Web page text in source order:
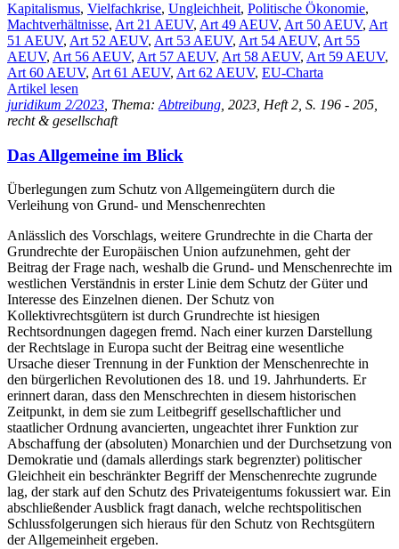
Kapitalismus, Vielfachkrise, Ungleichheit, Politische Ökonomie,
Machtverhältnisse, Art 21 AEUV, Art 49 AEUV, Art 50 AEUV, Art
51 AEUV, Art 52 AEUV, Art 53 AEUV, Art 54 AEUV, Art 55
AEUV, Art 56 AEUV, Art 57 AEUV, Art 58 AEUV, Art 59 AEUV,
Art 60 AEUV, Art 61 AEUV, Art 62 AEUV, EU-Charta
Artikel lesen
juridikum 2/2023 , Thema: Abtreibung , 2023, Heft 2, S. 196 - 205,
recht & gesellschaft
Das Allgemeine im Blick
Überlegungen zum Schutz von Allgemeingütern durch die
Verleihung von Grund- und Menschenrechten
Anlässlich des Vorschlags, weitere Grundrechte in die Charta der
Grundrechte der Europäischen Union aufzunehmen, geht der
Beitrag der Frage nach, weshalb die Grund- und Menschenrechte im
westlichen Verständnis in erster Linie dem Schutz der Güter und
Interesse des Einzelnen dienen. Der Schutz von
Kollektivrechtsgütern ist durch Grundrechte ist hiesigen
Rechtsordnungen dagegen fremd. Nach einer kurzen Darstellung
der Rechtslage in Europa sucht der Beitrag eine wesentliche
Ursache dieser Trennung in der Funktion der Menschenrechte in
den bürgerlichen Revolutionen des 18. und 19. Jahrhunderts. Er
erinnert daran, dass den Menschrechten in diesem historischen
Zeitpunkt, in dem sie zum Leitbegriff gesellschaftlicher und
staatlicher Ordnung avancierten, ungeachtet ihrer Funktion zur
Abschaffung der (absoluten) Monarchien und der Durchsetzung von
Demokratie und (damals allerdings stark begrenzter) politischer
Gleichheit ein beschränkter Begriff der Menschenrechte zugrunde
lag, der stark auf den Schutz des Privateigentums fokussiert war. Ein
abschließender Ausblick fragt danach, welche rechtspolitischen
Schlussfolgerungen sich hieraus für den Schutz von Rechtsgütern
der Allgemeinheit ergeben.